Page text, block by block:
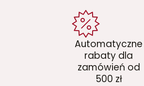
Automatyczne
rabaty dla
zamówień od
500 zł